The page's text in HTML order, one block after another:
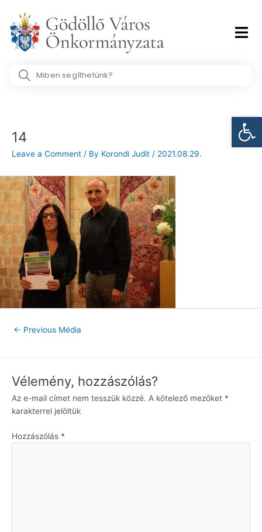
content
Search
14
Leave a Comment / By Korondi Judit / 2021.08.29.
← Previous Média
Vélemény, hozzászólás?
Az e-mail címet nem tesszük közzé. A kötelező mezőket *
karakterrel jelöltük
Hozzászólás *